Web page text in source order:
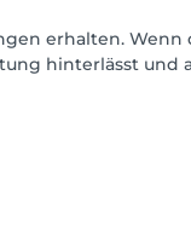
erhalten.
hinterlässt und